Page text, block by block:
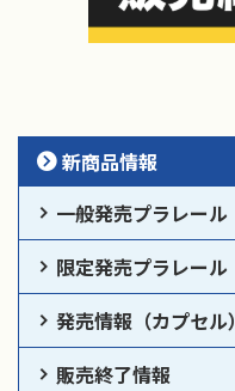
新商品情報
一般発売プラレール
限定発売プラレール
発売情報（カプセル）
販売終了情報